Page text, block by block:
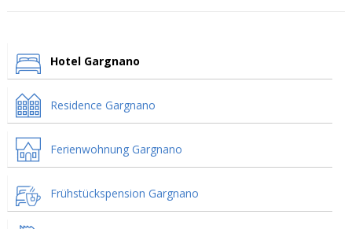
Hotel Gargnano
Residence Gargnano
Ferienwohnung Gargnano
Frühstückspension Gargnano